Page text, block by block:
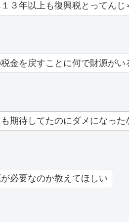
３年以上も復興税とってんじ
金を戻すことに何で財源がい
期待してたのにダメになった
必要なのか教えてほしい